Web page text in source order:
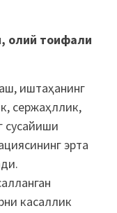
олий тоифали
иштаҳанинг
сержаҳллик,
сусайиши
эрта
касаллик